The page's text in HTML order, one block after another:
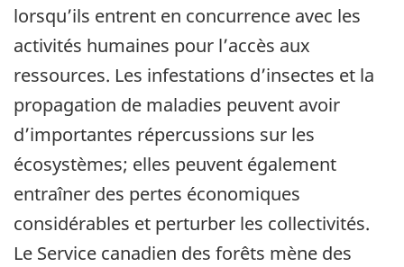
lorsqu’ils entrent en concurrence avec les
activités humaines pour l’accès aux
ressources. Les infestations d’insectes et la
propagation de maladies peuvent avoir
d’importantes répercussions sur les
écosystèmes; elles peuvent également
entraîner des pertes économiques
considérables et perturber les collectivités.
Le Service canadien des forêts mène des